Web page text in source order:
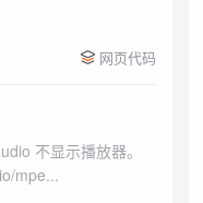
网页代码
mpe...